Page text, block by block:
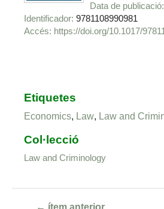
Data de publicació
Identificador 9781108990981
https://doi.org/10.1017/
Etiquetes
Economics, Law, Law and
Col·lecció
Law and Criminology